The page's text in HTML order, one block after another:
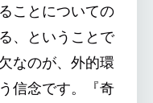
ことについての
、ということで
なのが、外的環
信念です。『奇